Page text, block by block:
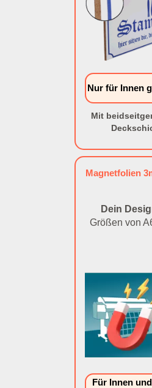
Nur für Innen
Mit
Magnetfolien
Dein
Größen von
Für Innen